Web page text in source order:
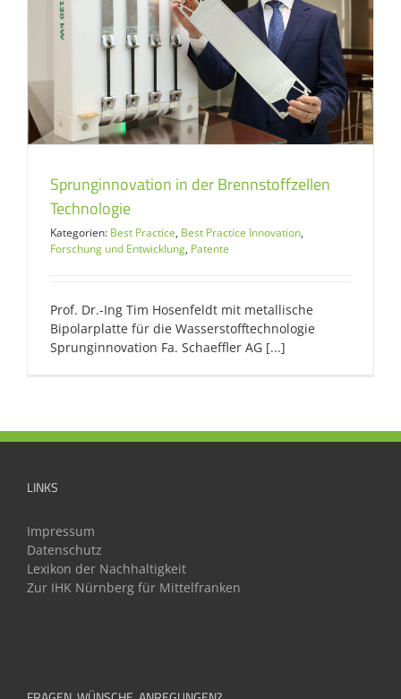
Sprunginnovation in der Brennstoffzellen
Technologie
Kategorien: Best Practice, Best Practice Innovation,
Forschung und Entwicklung, Patente
Prof. Dr.-Ing Tim Hosenfeldt mit metallische
Bipolarplatte für die Wasserstofftechnologie
Sprunginnovation Fa. Schaeffler AG [...]
LINKS
Impressum
Datenschutz
Lexikon der Nachhaltigkeit
Zur IHK Nürnberg für Mittelfranken